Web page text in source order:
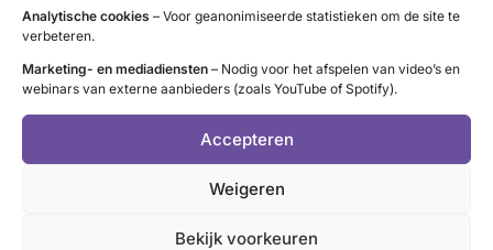
Analytische cookies – Voor geanonimiseerde statistieken om de site te
verbeteren.
Marketing- en mediadiensten – Nodig voor het afspelen van video’s en
webinars van externe aanbieders (zoals YouTube of Spotify).
Accepteren
Weigeren
Bekijk voorkeuren
Jong en schildklier
Je bent jong en je schildklier werkt niet goed
of je hebt geen schildklier (meer). Dan wil je
daar vast meer over weten.
schildklier